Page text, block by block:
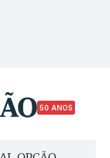
50 ANOS